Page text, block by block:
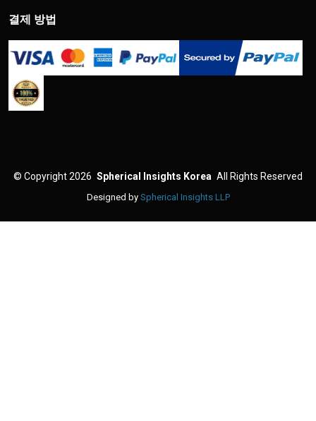
결제 방법
© Copyright 2026 Spherical Insights Korea All Rights Reserved
Designed by Spherical Insights LLP